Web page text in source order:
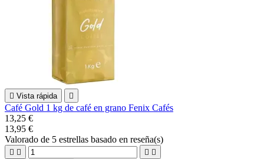
 Vista rápida 
Café Gold 1 kg de café en grano Fenix Cafés
13,25 €
13,95 €
Valorado de 5 estrellas basado en reseña(s)
   